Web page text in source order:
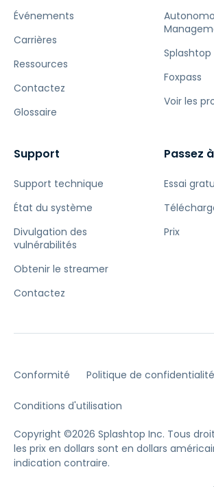
Événements
Carrières
Ressources
Contactez
Glossaire
Splashtop
Foxpass
Voir les
Support
Support technique
État du système
Divulgation des
vulnérabilités
Obtenir le streamer
Contactez
Passez
Essai
Prix
Conformité Politique de confidentialité
Conditions d'utilisation
Copyright ©2026 Splashtop Inc. Tous
les prix en dollars sont en dollars
indication contraire.